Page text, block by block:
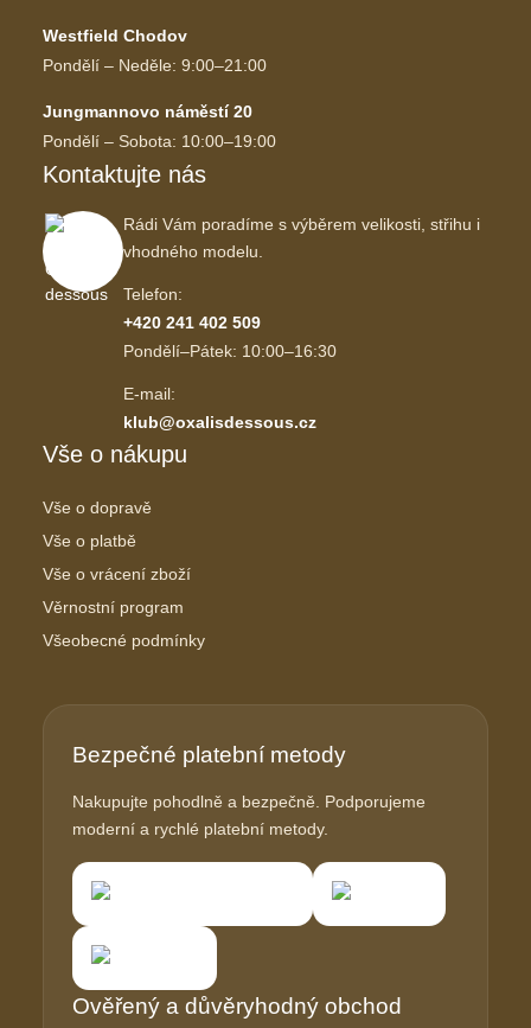
Westfield Chodov
Pondělí – Neděle: 9:00–21:00
Jungmannovo náměstí 20
Pondělí – Sobota: 10:00–19:00
Kontaktujte nás
Rádi Vám poradíme s výběrem velikosti, střihu i
vhodného modelu.
Telefon:
+420 241 402 509
Pondělí–Pátek: 10:00–16:30
E-mail:
klub@oxalisdessous.cz
Vše o nákupu
Vše o dopravě
Vše o platbě
Vše o vrácení zboží
Věrnostní program
Všeobecné podmínky
Bezpečné platební metody
Nakupujte pohodlně a bezpečně. Podporujeme
moderní a rychlé platební metody.
Ověřený a důvěryhodný obchod